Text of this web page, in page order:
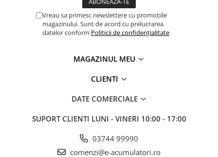
Vreau sa primesc newslettere cu promoțiile
magazinului. Sunt de acord cu prelucrarea
datelor conform Politicii de confidențialitate
MAGAZINUL MEU
CLIENTI
DATE COMERCIALE
SUPORT CLIENTI LUNI - VINERI 10:00 - 17:00
03744 99990
comenzi@e-acumulatori.ro